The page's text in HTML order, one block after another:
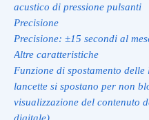
acustico di pressione pulsanti
Precisione
Precisione: ±15 secondi al
Altre caratteristiche
Funzione di spostamento delle
lancette si spostano per non
visualizzazione del contenuto